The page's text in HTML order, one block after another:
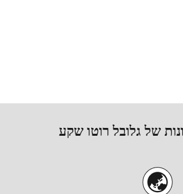
של גלובל רוטו שקע